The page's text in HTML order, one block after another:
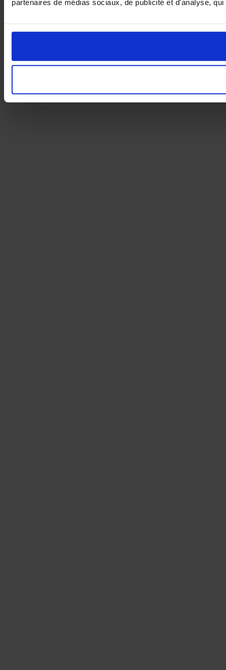
partenaires de médias sociaux, de publicité et d'analyse,